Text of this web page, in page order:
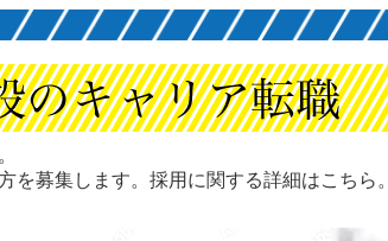
募集します。採用に関する詳細はこちら。